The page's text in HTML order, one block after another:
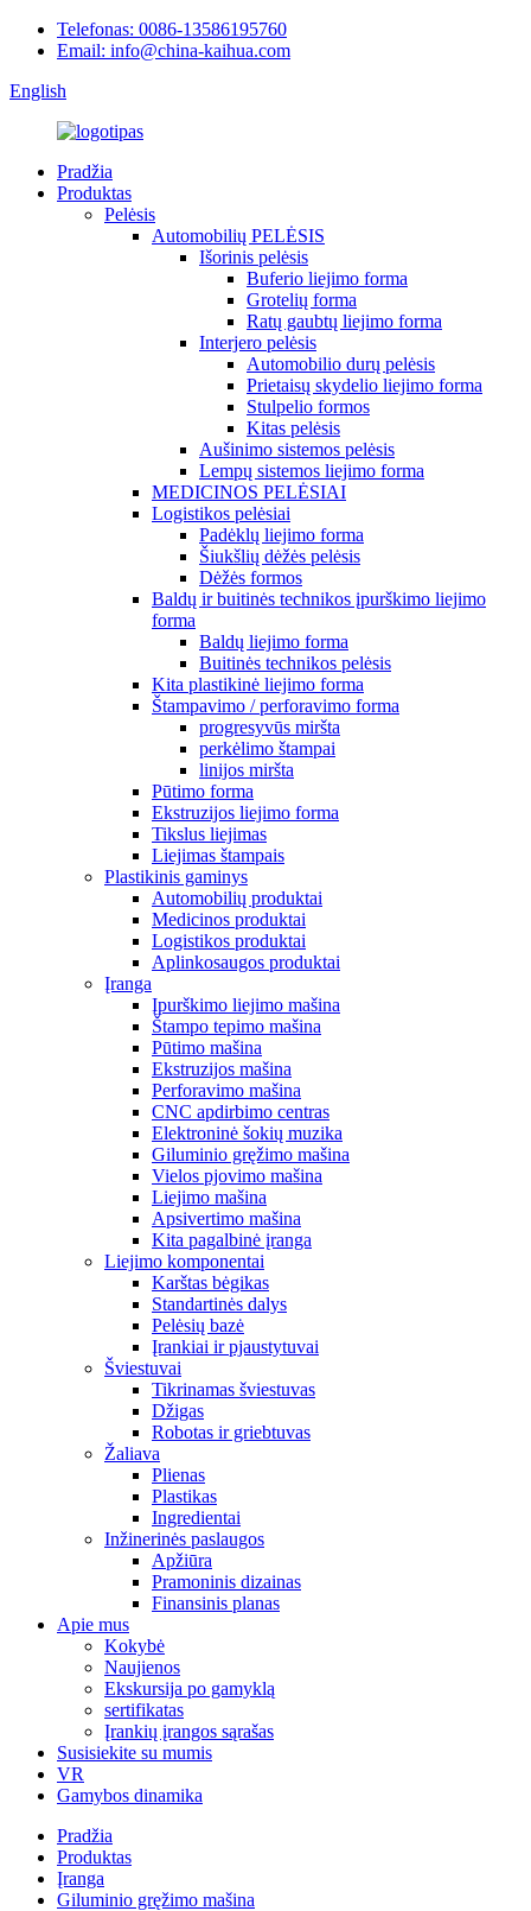
Telefonas: 0086-13586195760
Email: info@china-kaihua.com
English
Pradžia
Produktas
Pelėsis
Automobilių PELĖSIS
Išorinis pelėsis
Buferio liejimo forma
Grotelių forma
Ratų gaubtų liejimo forma
Interjero pelėsis
Automobilio durų pelėsis
Prietaisų skydelio liejimo forma
Stulpelio formos
Kitas pelėsis
Aušinimo sistemos pelėsis
Lempų sistemos liejimo forma
MEDICINOS PELĖSIAI
Logistikos pelėsiai
Padėklų liejimo forma
Šiukšlių dėžės pelėsis
Dėžės formos
Baldų ir buitinės technikos įpurškimo liejimo
forma
Baldų liejimo forma
Buitinės technikos pelėsis
Kita plastikinė liejimo forma
Štampavimo / perforavimo forma
progresyvūs miršta
perkėlimo štampai
linijos miršta
Pūtimo forma
Ekstruzijos liejimo forma
Tikslus liejimas
Liejimas štampais
Plastikinis gaminys
Automobilių produktai
Medicinos produktai
Logistikos produktai
Aplinkosaugos produktai
Įranga
Įpurškimo liejimo mašina
Štampo tepimo mašina
Pūtimo mašina
Ekstruzijos mašina
Perforavimo mašina
CNC apdirbimo centras
Elektroninė šokių muzika
Giluminio gręžimo mašina
Vielos pjovimo mašina
Liejimo mašina
Apsivertimo mašina
Kita pagalbinė įranga
Liejimo komponentai
Karštas bėgikas
Standartinės dalys
Pelėsių bazė
Įrankiai ir pjaustytuvai
Šviestuvai
Tikrinamas šviestuvas
Džigas
Robotas ir griebtuvas
Žaliava
Plienas
Plastikas
Ingredientai
Inžinerinės paslaugos
Apžiūra
Pramoninis dizainas
Finansinis planas
Apie mus
Kokybė
Naujienos
Ekskursija po gamyklą
sertifikatas
Įrankių įrangos sąrašas
Susisiekite su mumis
VR
Gamybos dinamika
Pradžia
Produktas
Įranga
Giluminio gręžimo mašina